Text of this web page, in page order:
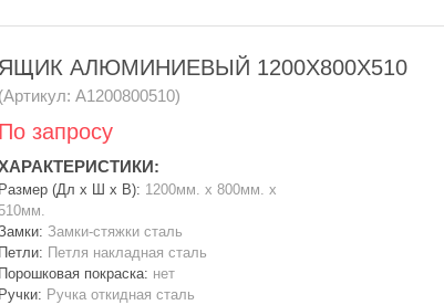
ЯЩИК АЛЮМИНИЕВЫЙ 1200Х800Х510
(Артикул: А1200800510)
По запросу
Размер (Дл x Ш x В): 1200мм. x 800мм. x
Замки-стяжки сталь
Петли: Петля накладная сталь
Порошковая покраска: нет
Ручки: Ручка откидная сталь